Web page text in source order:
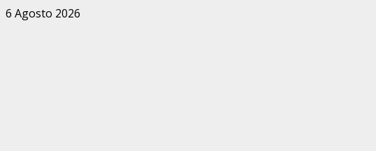
Zum
6 Agosto 2026